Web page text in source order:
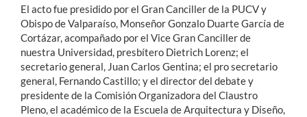
El acto fue presidido por el Gran Canciller de la PUCV y
Obispo de Valparaíso, Monseñor Gonzalo Duarte García de
Cortázar, acompañado por el Vice Gran Canciller de
nuestra Universidad, presbítero Dietrich Lorenz; el
secretario general, Juan Carlos Gentina; el pro secretario
general, Fernando Castillo; y el director del debate y
presidente de la Comisión Organizadora del Claustro
Pleno, el académico de la Escuela de Arquitectura y Diseño,